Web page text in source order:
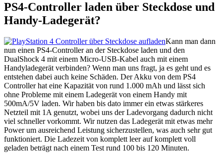
PS4-Controller laden über Steckdose und
Handy-Ladegerät?
Kann man dann
nun einen PS4-Controller an der Steckdose laden und den
DualShock 4 mit einem Micro-USB-Kabel auch mit einem
Handyladegerät verbinden? Wenn man uns fragt, ja es geht und es
entstehen dabei auch keine Schäden. Der Akku von dem PS4
Controller hat eine Kapazität von rund 1.000 mAh und lässt sich
ohne Probleme mit einem Ladegerät von einem Handy mit
500mA/5V laden. Wir haben bis dato immer ein etwas stärkeres
Netzteil mit 1A genutzt, wobei uns der Ladevorgang dadurch nicht
viel schneller vorkommt. Wir nutzen das Ladegerät mit etwas mehr
Power um ausreichend Leistung sicherzustellen, was auch sehr gut
funktioniert. Die Ladezeit von komplett leer auf komplett voll
geladen beträgt nach einem Test rund 100 bis 120 Minuten.